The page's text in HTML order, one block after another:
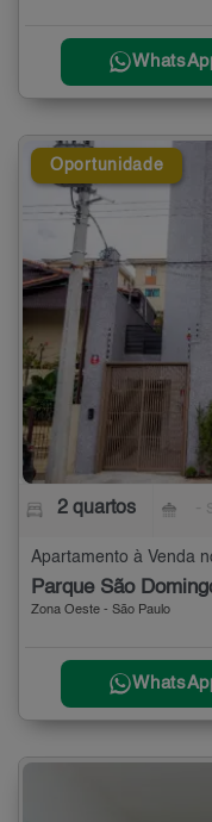
Oportunidade
2 quartos
Apartamento à Venda
Parque São
Zona Oeste - São Paulo